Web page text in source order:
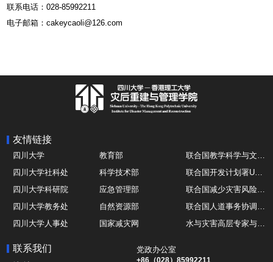
联系电话：028-85992211
电子邮箱：cakeycaoli@126.com
友情链接
四川大学 教育部
联合国教学科学与文化组织UNESCO
四川大学社科处
科学技术部
联合国开发计划署UNDP
四川大学科研院
应急管理部
联合国减少灾害风险办公室UNDRR
四川大学教务处
自然资源部
联合国人道事务协调厅OCHA
四川大学人事处
国家减灾网
水与灾害高层专家与领导组 HELP
地震与火山研究室
联系我们 党政办公室